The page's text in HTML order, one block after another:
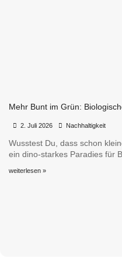
Mehr Bunt im Grün:
2. Juli 2026 Nachhaltigkeit
Wusstest Du, dass schon
ein dino-starkes Paradies für
weiterlesen »